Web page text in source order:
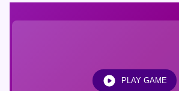
PLAY GAME